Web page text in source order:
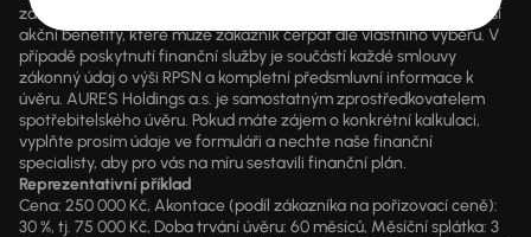
zákazníka, jako např. sleva z ceny vozidla, výplata hotovosti a další
akční benefity, které může zákazník čerpat dle vlastního výběru. V
případě poskytnutí finanční služby je součástí každé smlouvy
zákonný údaj o výši RPSN a kompletní předsmluvní informace k
úvěru. AURES Holdings a.s. je samostatným zprostředkovatelem
spotřebitelského úvěru. Pokud máte zájem o konkrétní kalkulaci,
vyplňte prosím údaje ve formuláři a nechte naše finanční
specialisty, aby pro vás na míru sestavili finanční plán.
Reprezentativní příklad
Cena: 250 000 Kč, Akontace (podíl zákazníka na pořizovací ceně):
30 %, tj. 75 000 Kč, Doba trvání úvěru: 60 měsíců, Měsíční splátka: 3